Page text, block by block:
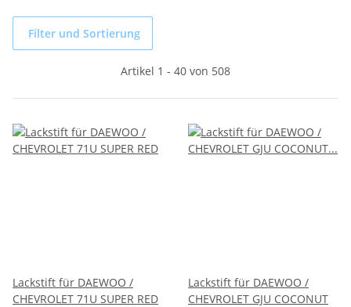
Filter und Sortierung
Artikel 1 - 40 von 508
Lackstift für DAEWOO /
CHEVROLET 71U SUPER RED
Lackstift für DAEWOO /
CHEVROLET GJU COCONUT